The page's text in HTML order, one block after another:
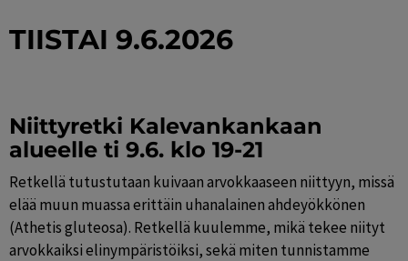
TIISTAI 9.6.2026
Niittyretki Kalevankankaan
alueelle ti 9.6. klo 19-21
Retkellä tutustutaan kuivaan arvokkaaseen niittyyn, missä
elää muun muassa erittäin uhanalainen ahdeyökkönen
(Athetis gluteosa). Retkellä kuulemme, mikä tekee niityt
arvokkaiksi elinympäristöiksi, sekä miten tunnistamme